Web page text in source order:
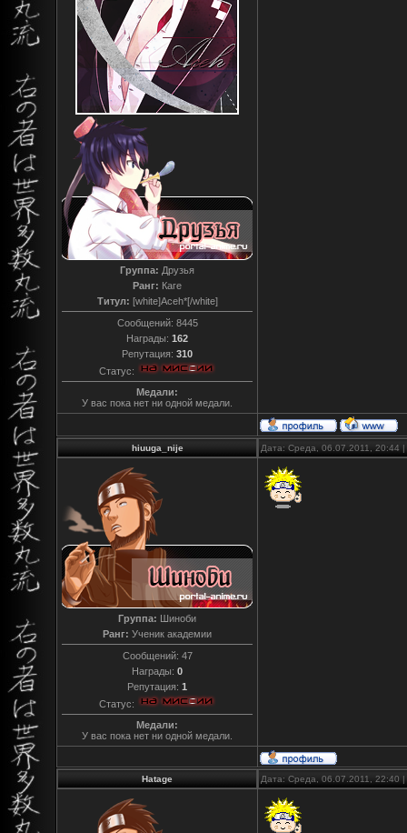
Группа: Друзья
Ранг: Каге
Титул: [white]Aceh*[/white]
Сообщений: 8445
Награды: 162
Репутация: 310
Статус:
Медали:
У вас пока нет ни одной медали.
hiuuga_nije Дата: Среда, 06.07.2011, 20:44
Группа: Шиноби
Ранг: Ученик академии
Сообщений: 47
Награды: 0
Репутация: 1
Статус:
Медали:
У вас пока нет ни одной медали.
Hatage Дата: Среда, 06.07.2011, 22:40